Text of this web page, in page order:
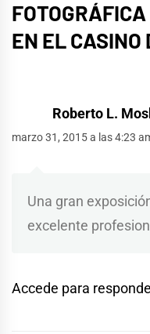
EN EL
Roberto L.
marzo 31, 2015 a las 4:23
Una gran
excelente
Accede para